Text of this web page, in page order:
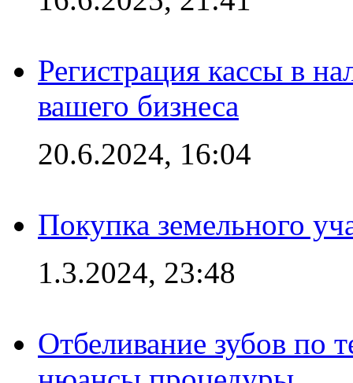
Регистрация кассы в
вашего бизнеса
20.6.2024, 16:04
Покупка земельного
1.3.2024, 23:48
Отбеливание зубов по